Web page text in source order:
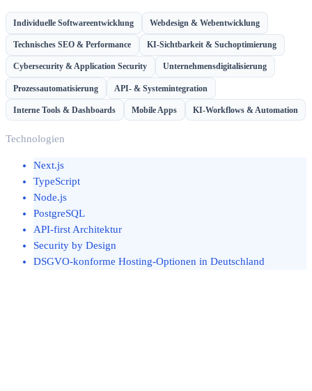
Individuelle Softwareentwicklung Webdesign & Webentwicklung
Technisches SEO & Performance KI-Sichtbarkeit & Suchoptimierung
Cybersecurity & Application Security Unternehmensdigitalisierung
Prozessautomatisierung API- & Systemintegration
Interne Tools & Dashboards Mobile Apps KI-Workflows & Automation
Technologien
Next.js
TypeScript
Node.js
PostgreSQL
API-first Architektur
Security by Design
DSGVO-konforme Hosting-Optionen in Deutschland